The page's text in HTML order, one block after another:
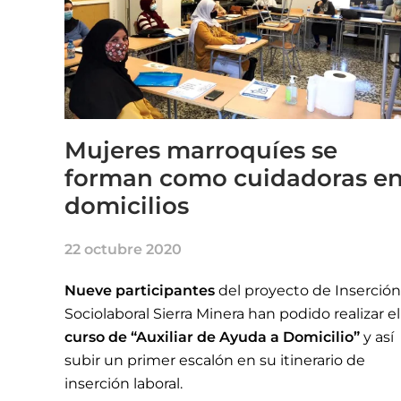
Mujeres marroquíes se
forman como cuidadoras
domicilios
22 octubre 2020
Nueve participantes del proyecto de Inserción
Sociolaboral Sierra Minera han podido realizar el
curso de “Auxiliar de Ayuda a Domicilio” y así
subir un primer escalón en su itinerario de
inserción laboral.